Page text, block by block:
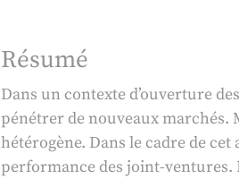
Résumé
Dans un contexte d’ouverture
pénétrer de nouveaux marchés.
hétérogène. Dans le cadre de
performance des joint-ventures.